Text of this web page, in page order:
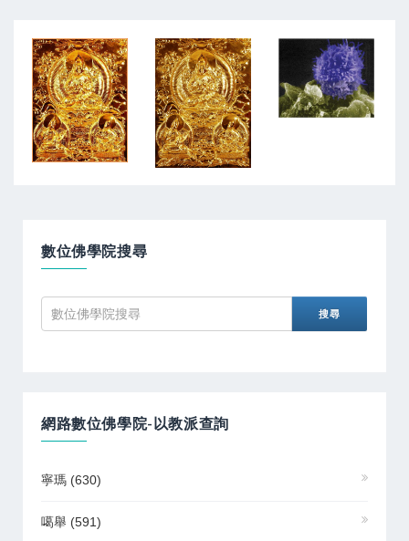
數位佛學院搜尋
網路數位佛學院-以教派查詢
寧瑪 (630)
噶舉 (591)